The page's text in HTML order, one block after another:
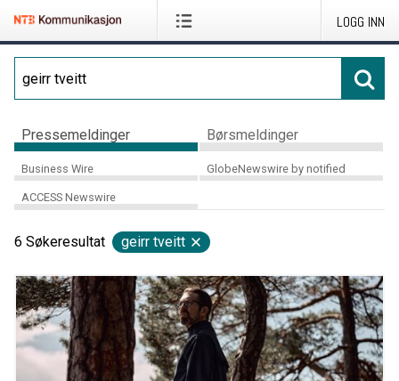
LOGG INN
Pressemeldinger Børsmeldinger
Business Wire GlobeNewswire by notified
ACCESS Newswire
6 Søkeresultat geirr tveitt